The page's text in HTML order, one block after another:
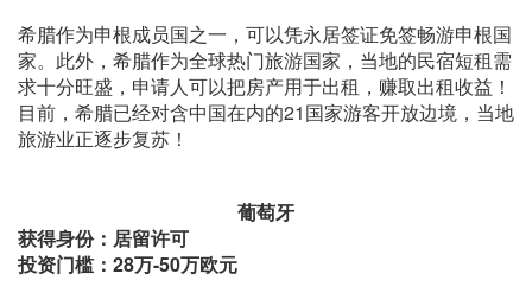
希腊作为申根成员国之一，可以凭永居签证免签畅游申根国
家。此外，希腊作为全球热门旅游国家，当地的民宿短租需
求十分旺盛，申请人可以把房产用于出租，赚取出租收益！
目前，希腊已经对含中国在内的21国家游客开放边境，当地
旅游业正逐步复苏！
葡萄牙
获得身份：居留许可
投资门槛：28万-50万欧元